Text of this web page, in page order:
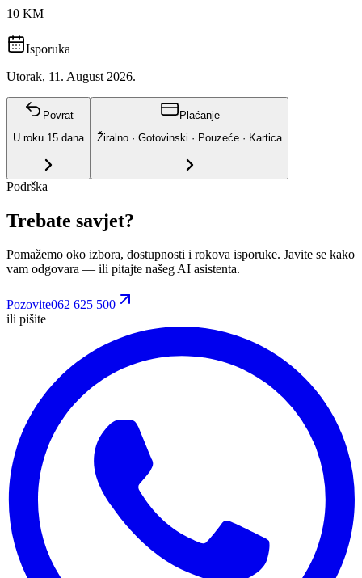
10 KM
Isporuka
Utorak, 11. August 2026.
Povrat
U roku 15 dana
Plaćanje
Žiralno · Gotovinski · Pouzeće · Kartica
Podrška
Trebate savjet?
Pomažemo oko izbora, dostupnosti i rokova isporuke. Javite se kako
vam odgovara — ili pitajte našeg AI asistenta.
Pozovite062 625 500
ili pišite